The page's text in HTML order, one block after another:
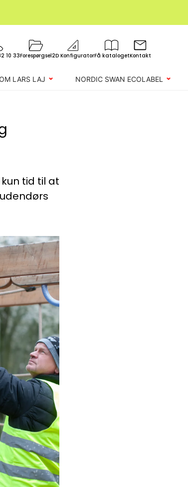
10 33Forespørgsel2D KonfiguratorFå katalogetKontakt
OM LARS LAJ NORDIC SWAN ECOLABEL
tid til at